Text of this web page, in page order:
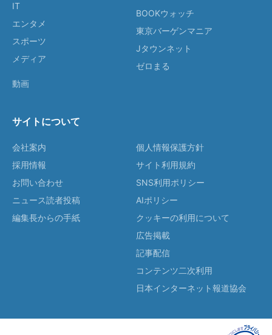
IT
エンタメ
スポーツ
メディア
動画
BOOKウォッチ
東京バーゲンマニア
Jタウンネット
ゼロまる
サイトについて
会社案内
採用情報
お問い合わせ
ニュース読者投稿
編集長からの手紙
個人情報保護方針
サイト利用規約
SNS利用ポリシー
AIポリシー
クッキーの利用について
広告掲載
記事配信
コンテンツ二次利用
日本インターネット報道協会